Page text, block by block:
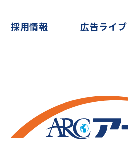
採用情報 広告ライ